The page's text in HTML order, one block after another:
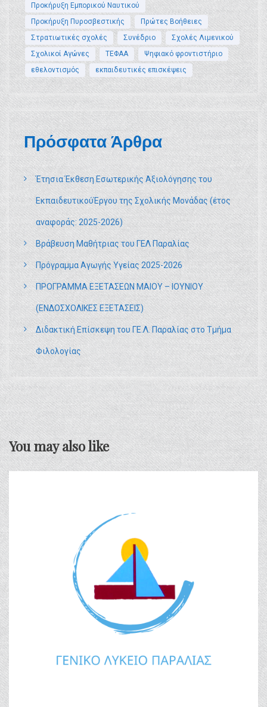
Προκήρυξη Εμπορικού Ναυτικού
Προκήρυξη Πυροσβεστικής
Πρώτες Βοήθειες
Στρατιωτικές σχολές
Συνέδριο
Σχολές Λιμενικού
Σχολικοί Αγώνες
ΤΕΦΑΑ
Ψηφιακό φροντιστήριο
εθελοντισμός
εκπαιδευτικές επισκέψεις
Πρόσφατα Άρθρα
Έτησια Έκθεση Εσωτερικής Αξιολόγησης του
ΕκπαιδευτικούΈργου της Σχολικής Μονάδας (έτος
αναφοράς: 2025-2026)
Βράβευση Μαθήτριας του ΓΕΛ Παραλίας
Πρόγραμμα Αγωγής Υγείας 2025-2026
ΠΡΟΓΡΑΜΜΑ ΕΞΕΤΑΣΕΩΝ ΜΑΙΟΥ – ΙΟΥΝΙΟΥ
(ΕΝΔΟΣΧΟΛΙΚΕΣ ΕΞΕΤΑΣΕΙΣ)
Διδακτική Επίσκεψη του ΓΕ.Λ. Παραλίας στο Τμήμα
Φιλολογίας
You may also like